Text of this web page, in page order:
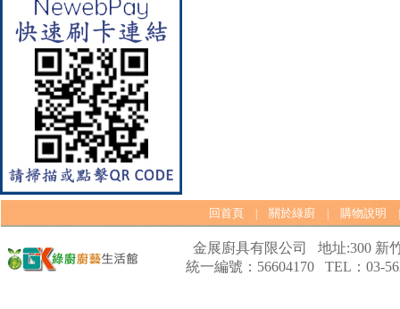
【林內Rinnai】 RB-L2600S(A)
彩焱系列 檯面式彩焱不銹鋼雙
口爐
回首頁 關於綠廚 購物說明
金展廚具有限公司 地址:300 新
統一編號：56604170 TEL：03-